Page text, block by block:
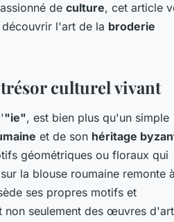
de culture, cet article
l'art de la broderie
culturel vivant
"ie", est bien plus qu'un simple
et de son héritage
géométriques ou floraux qui
sur la blouse roumaine remonte à
ses propres motifs et
non seulement des œuvres d'art